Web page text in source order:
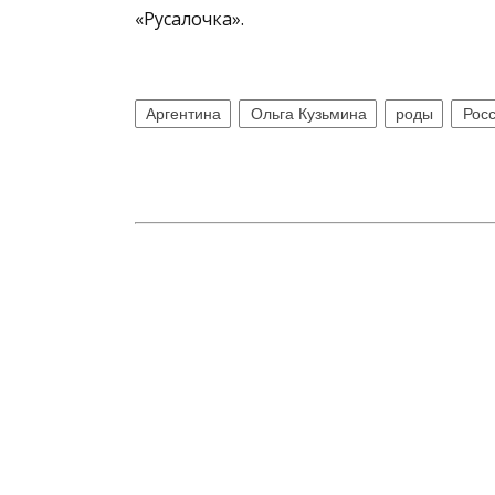
«Русалочка».
Аргентина Ольга Кузьмина роды